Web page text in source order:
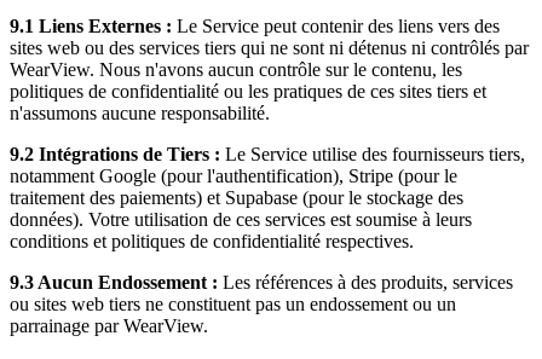
9.1 Liens Externes : Le Service peut contenir des liens vers des
sites web ou des services tiers qui ne sont ni détenus ni contrôlés par
WearView. Nous n'avons aucun contrôle sur le contenu, les
politiques de confidentialité ou les pratiques de ces sites tiers et
n'assumons aucune responsabilité.
9.2 Intégrations de Tiers : Le Service utilise des fournisseurs tiers,
notamment Google (pour l'authentification), Stripe (pour le
traitement des paiements) et Supabase (pour le stockage des
données). Votre utilisation de ces services est soumise à leurs
conditions et politiques de confidentialité respectives.
9.3 Aucun Endossement : Les références à des produits, services
ou sites web tiers ne constituent pas un endossement ou un
parrainage par WearView.